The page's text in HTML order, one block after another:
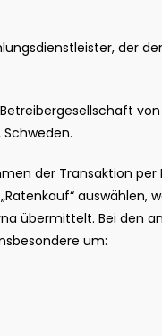
der
Schweden.
der Transaktion
übermittelt. Bei den
um: